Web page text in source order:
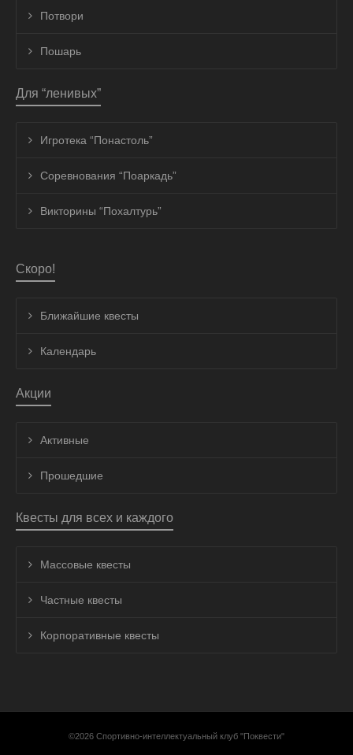
Потвори
Пошарь
Для “ленивых”
Игротека “Понастоль”
Соревнования “Поаркадь”
Викторины “Похалтурь”
Скоро!
Ближайшие квесты
Календарь
Акции
Активные
Прошедшие
Квесты для всех и каждого
Массовые квесты
Частные квесты
Корпоративные квесты
©2026 Спортивно-интеллектуальный клуб "Поквести"